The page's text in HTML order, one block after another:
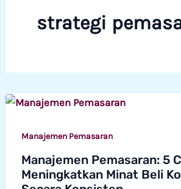
strategi
Manajemen Pemasaran
Manajemen Pemasaran: 5
Meningkatkan Minat Beli